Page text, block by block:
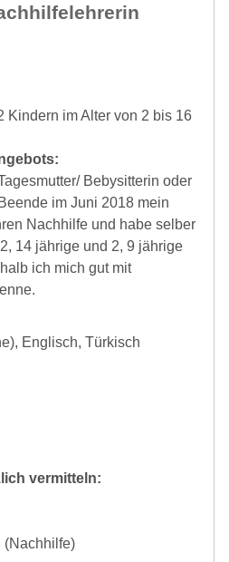
Kindern im Alter von 2 bis 16
Bebysitterin oder
im Juni 2018 mein
Nachhilfe und habe selber
14 jährige und 2, 9 jährige
ich mich gut mit
Englisch, Türkisch
vermitteln:
(Nachhilfe)